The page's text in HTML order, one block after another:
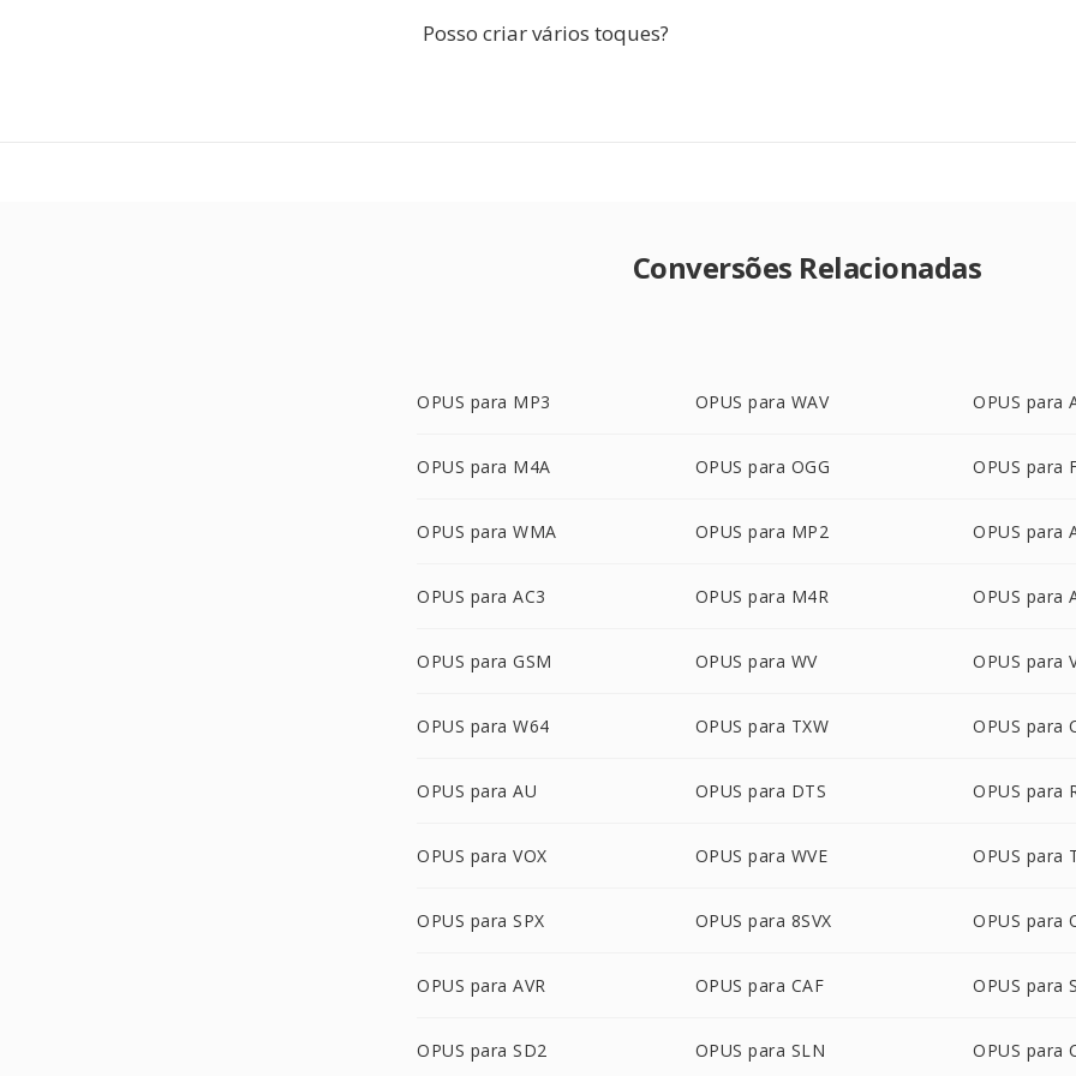
Posso criar vários toques?
Conversões Relacionadas
OPUS para MP3 OPUS para WAV OPUS para
OPUS para M4A OPUS para OGG OPUS para
OPUS para WMA OPUS para MP2 OPUS para
OPUS para AC3 OPUS para M4R OPUS para
OPUS para GSM OPUS para WV OPUS para
OPUS para W64 OPUS para TXW OPUS para
OPUS para AU OPUS para DTS OPUS para
OPUS para VOX OPUS para WVE OPUS para
OPUS para SPX OPUS para 8SVX OPUS para
OPUS para AVR OPUS para CAF OPUS para
OPUS para SD2 OPUS para SLN OPUS para